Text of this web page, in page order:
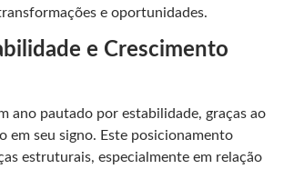
e oportunidades.
e Crescimento
ano pautado por estabilidade, graças ao
em seu signo. Este posicionamento
estruturais, especialmente em relação